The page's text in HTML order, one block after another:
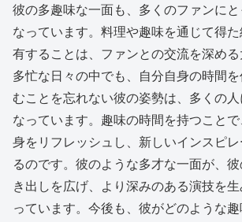
彼の多趣味な一面も、多くのファンに
なっています。料理や趣味を通じて得
有することは、ファンとの交流を深める
多忙な日々の中でも、自分自身の時間
むことを忘れない彼の姿勢は、多くの
なっています。趣味の時間を持つこと
身をリフレッシュし、新しいインスピ
るのです。彼のような多才な一面が、彼
き出しを広げ、より深みのある演技を
っています。今後も、彼がどのような